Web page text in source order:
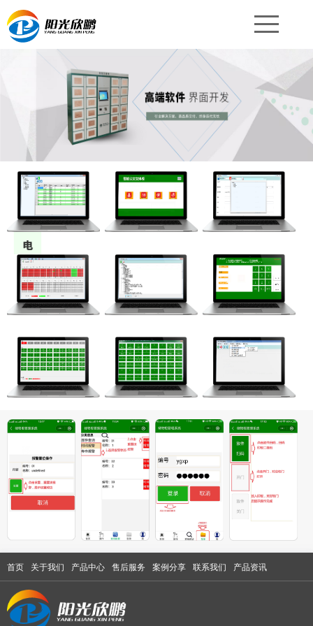
首页 关于我们 产品中心 售后服务 案例分享 联系我们 产品资讯